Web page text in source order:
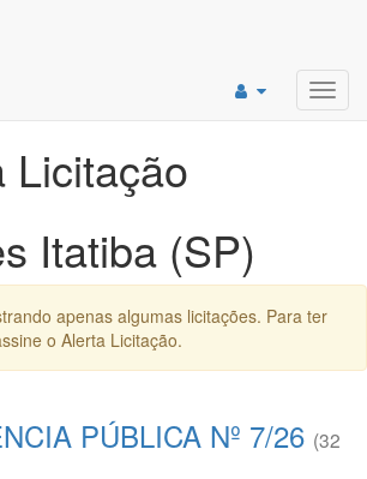
Licitação
Itatiba (SP)
apenas algumas licitações. Para ter
o Alerta Licitação.
PÚBLICA Nº 7/26 (32